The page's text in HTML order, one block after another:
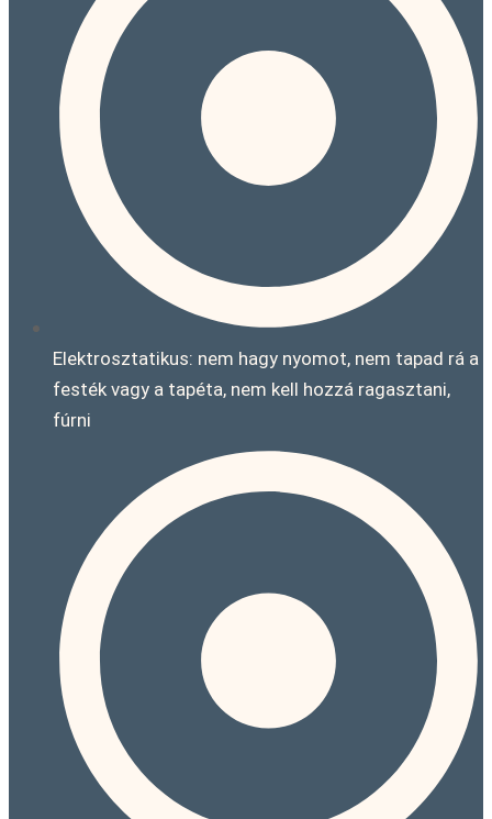
Elektrosztatikus: nem hagy nyomot, nem tapad rá a
festék vagy a tapéta, nem kell hozzá ragasztani,
fúrni